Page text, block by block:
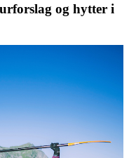
og hytter i